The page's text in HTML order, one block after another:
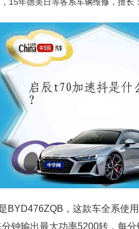
BYD476ZQB，这款车全系使
钟输出最大功率5200转，每